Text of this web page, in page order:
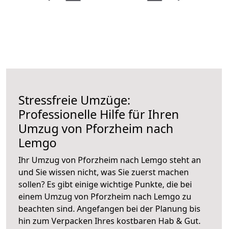
Stressfreie Umzüge:
Professionelle Hilfe für Ihren
Umzug von Pforzheim nach
Lemgo
Ihr Umzug von Pforzheim nach Lemgo steht an
und Sie wissen nicht, was Sie zuerst machen
sollen? Es gibt einige wichtige Punkte, die bei
einem Umzug von Pforzheim nach Lemgo zu
beachten sind. Angefangen bei der Planung bis
hin zum Verpacken Ihres kostbaren Hab & Gut.